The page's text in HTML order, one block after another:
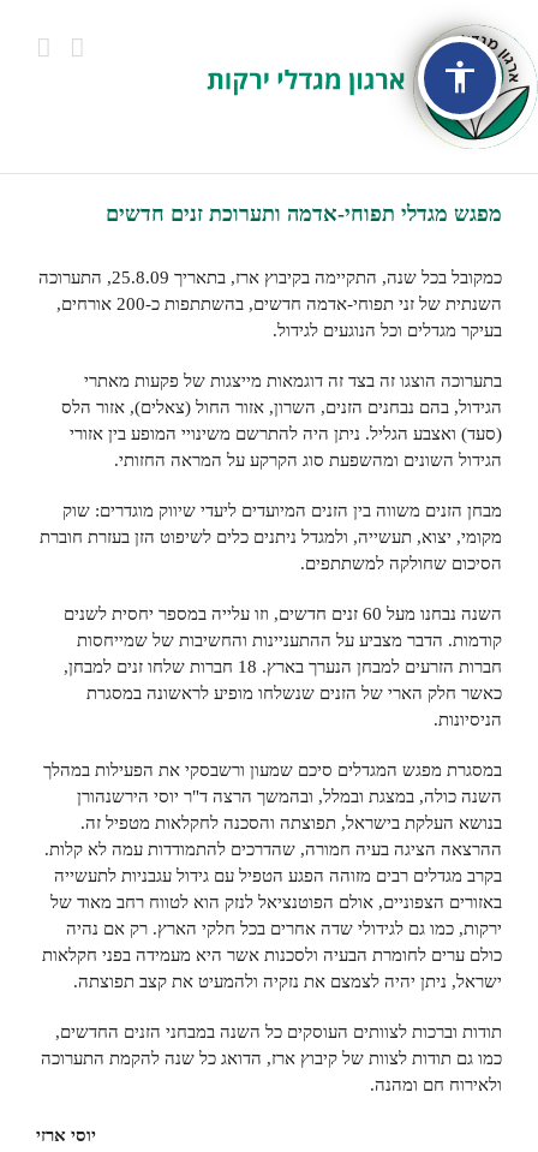
accessibility
מפגש מגדלי תפוחי-אדמה ותערוכת זנים חדשים
כמקובל בכל שנה, התקיימה בקיבוץ ארז, בתאריך 25.8.09, התערוכה
השנתית של זני תפוחי-אדמה חדשים, בהשתתפות כ-200 אורחים,
בעיקר מגדלים וכל הנוגעים לגידול.
בתערוכה הוצגו זה בצד זה דוגמאות מייצגות של פקעות מאתרי
הגידול, בהם נבחנים הזנים, השרון, אזור החול (צאלים), אזור הלס
(סעד) ואצבע הגליל. ניתן היה להתרשם משינויי המופע בין אזורי
הגידול השונים ומהשפעת סוג הקרקע על המראה החזותי.
מבחן הזנים משווה בין הזנים המיועדים ליעדי שיווק מוגדרים: שוק
מקומי, יצוא, תעשייה, ולמגדל ניתנים כלים לשיפוט הזן בעזרת חוברת
הסיכום שחולקה למשתתפים.
השנה נבחנו מעל 60 זנים חדשים, וזו עלייה במספר יחסית לשנים
קודמות. הדבר מצביע על ההתעניינות והחשיבות של שמייחסות
חברות הזרעים למבחן הנערך בארץ. 18 חברות שלחו זנים למבחן,
כאשר חלק הארי של הזנים שנשלחו מופיע לראשונה במסגרת
הניסיונות.
במסגרת מפגש המגדלים סיכם שמעון ורשבסקי את הפעילות במהלך
השנה כולה, במצגת ובמלל, ובהמשך הרצה ד"ר יוסי הירשנהורן
בנושא העלקת בישראל, תפוצתה והסכנה לחקלאות מטפיל זה.
ההרצאה הציגה בעיה חמורה, שהדרכים להתמודדות עמה לא קלות.
בקרב מגדלים רבים מזוהה הפגע הטפיל עם גידול עגבניות לתעשייה
באזורים הצפוניים, אולם הפוטנציאל לנזק הוא לטווח רחב מאוד של
ירקות, כמו גם לגידולי שדה אחרים בכל חלקי הארץ. רק אם נהיה
כולם ערים לחומרת הבעיה ולסכנות אשר היא מעמידה בפני חקלאות
ישראל, ניתן יהיה לצמצם את נזקיה ולהמעיט את קצב תפוצתה.
תודות וברכות לצוותים העוסקים כל השנה במבחני הזנים החדשים,
כמו גם תודות לצוות של קיבוץ ארז, הדואג כל שנה להקמת התערוכה
ולאירוח חם ומהנה.
יוסי ארזי